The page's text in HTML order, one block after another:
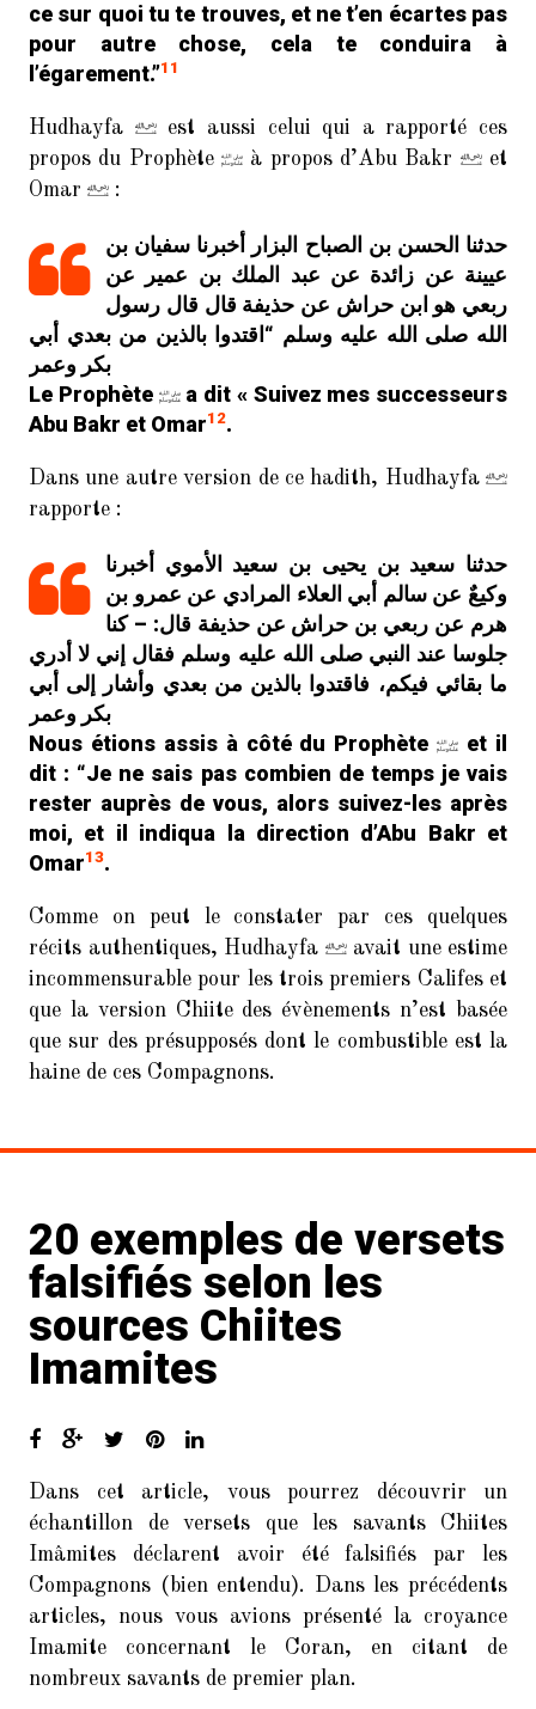
ce sur quoi tu te trouves, et ne t’en écartes pas
pour autre chose, cela te conduira à
l’égarement.”11
Hudhayfa
est aussi celui qui a rapporté ces
propos du Prophète
à propos d’Abu Bakr
et
Omar
:
حدثنا الحسن بن الصباح البزار أخبرنا سفيان بن
عيينة عن زائدة عن عبد الملك بن عمير عن
ربعي هو ابن حراش عن حذيفة قال قال رسول
الله صلى الله عليه وسلم “اقتدوا بالذين من بعدي أبي
بكر وعمر
Le Prophète
a dit « Suivez mes successeurs
Abu Bakr et Omar12.
Dans une autre version de ce hadith, Hudhayfa
rapporte :
حدثنا سعيد بن يحيى بن سعيد الأموي أخبرنا
وكيعٌ عن سالم أبي العلاء المرادي عن عمرو بن
هرم عن ربعي بن حراش عن حذيفة قال: – كنا
جلوسا عند النبي صلى الله عليه وسلم فقال إني لا أدري
ما بقائي فيكم، فاقتدوا بالذين من بعدي وأشار إلى أبي
بكر وعمر
Nous étions assis à côté du Prophète
et il
dit : “Je ne sais pas combien de temps je vais
rester auprès de vous, alors suivez-les après
moi, et il indiqua la direction d’Abu Bakr et
Omar13.
Comme on peut le constater par ces quelques
récits authentiques, Hudhayfa
avait une estime
incommensurable pour les trois premiers Califes et
que la version Chiite des évènements n’est basée
que sur des présupposés dont le combustible est la
haine de ces Compagnons.
20 exemples de versets
falsifiés selon les
sources Chiites
Imamites
Dans cet article, vous pourrez découvrir un
échantillon de versets que les savants Chiites
Imâmites déclarent avoir été falsifiés par les
Compagnons (bien entendu). Dans les précédents
articles, nous vous avions présenté la croyance
Imamite concernant le Coran, en citant de
nombreux savants de premier plan.